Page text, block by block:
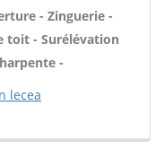
- Zinguerie -
toit - Surélévation
-
lecea